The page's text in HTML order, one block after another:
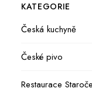
KATEGORIE
Česká kuchyně
České pivo
Restaurace